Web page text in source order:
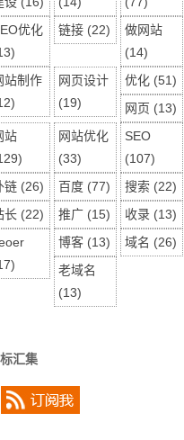
优化
链接 (22)
做网站
(14)
站制作
网页设计
(19)
优化 (51)
网页 (13)
站
网站优化
(33)
SEO
(107)
链 (26) 百度 (77) 搜索 (22)
长 (22) 推广 (15) 收录 (13)
博客 (13) 域名 (26)
老域名
(13)
汇集